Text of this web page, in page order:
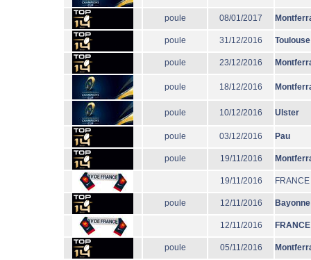
poule 08/01/2017
poule 31/12/2016 Toulouse
poule 23/12/2016
poule 18/12/2016
poule 10/12/2016 Ulster
poule 03/12/2016 Pau
poule 19/11/2016
19/11/2016 FRANCE
poule 12/11/2016 Bayonne
12/11/2016 FRANCE
poule 05/11/2016